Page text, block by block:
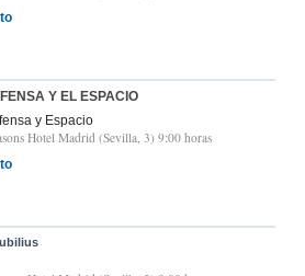
Y EL ESPACIO
y Espacio
Hotel Madrid (Sevilla, 3) 9:00 horas